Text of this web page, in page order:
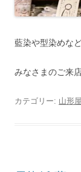
藍染や型染めな
みなさまのご来
カテゴリー: 山形